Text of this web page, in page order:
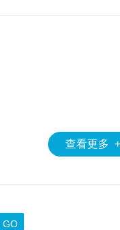
查看更多 +